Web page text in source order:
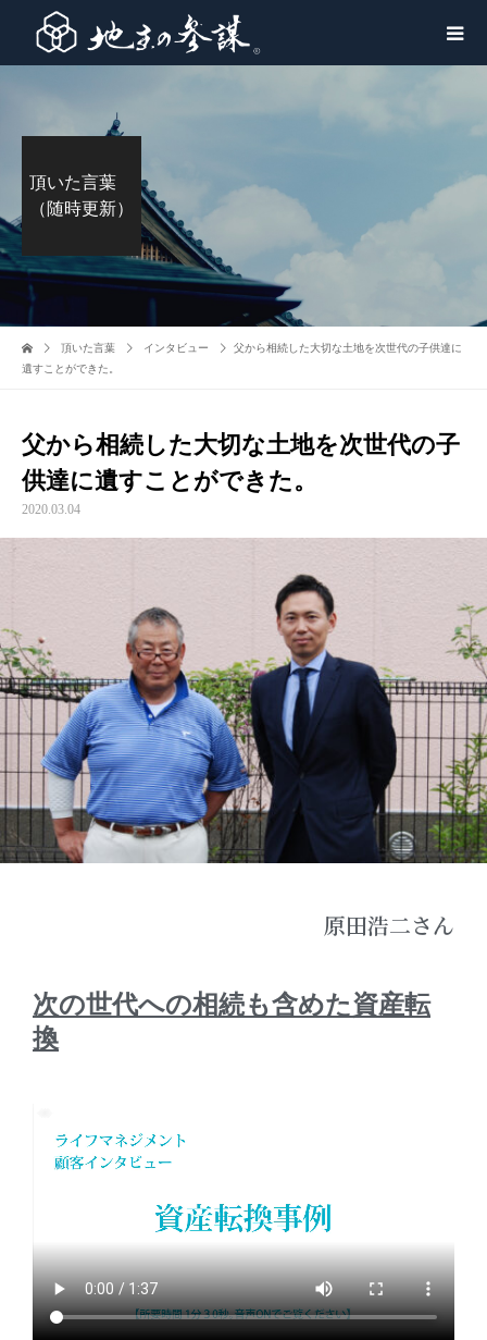
頂いた言葉
（随時更新）
頂いた言葉 インタビュー
父から相続した大切な土地を次世代の子供達に
遺すことができた。
父から相続した大切な土地を次世代の子
供達に遺すことができた。
2020.03.04
原田浩二さん
次の世代への相続も含めた資産転
換